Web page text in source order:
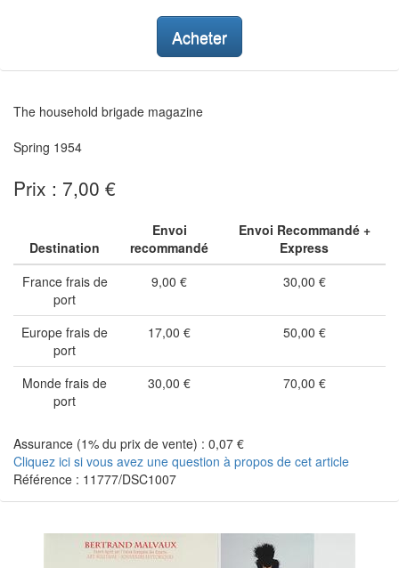
Acheter
The household brigade magazine
Spring 1954
Prix : 7,00 €
Destination
Envoi
recommandé
Envoi Recommandé +
Express
France frais de
port
9,00 € 30,00 €
Europe frais de
port
17,00 € 50,00 €
Monde frais de
port
30,00 € 70,00 €
Assurance (1% du prix de vente) : 0,07 €
Cliquez ici si vous avez une question à propos de cet article
Référence : 11777/DSC1007